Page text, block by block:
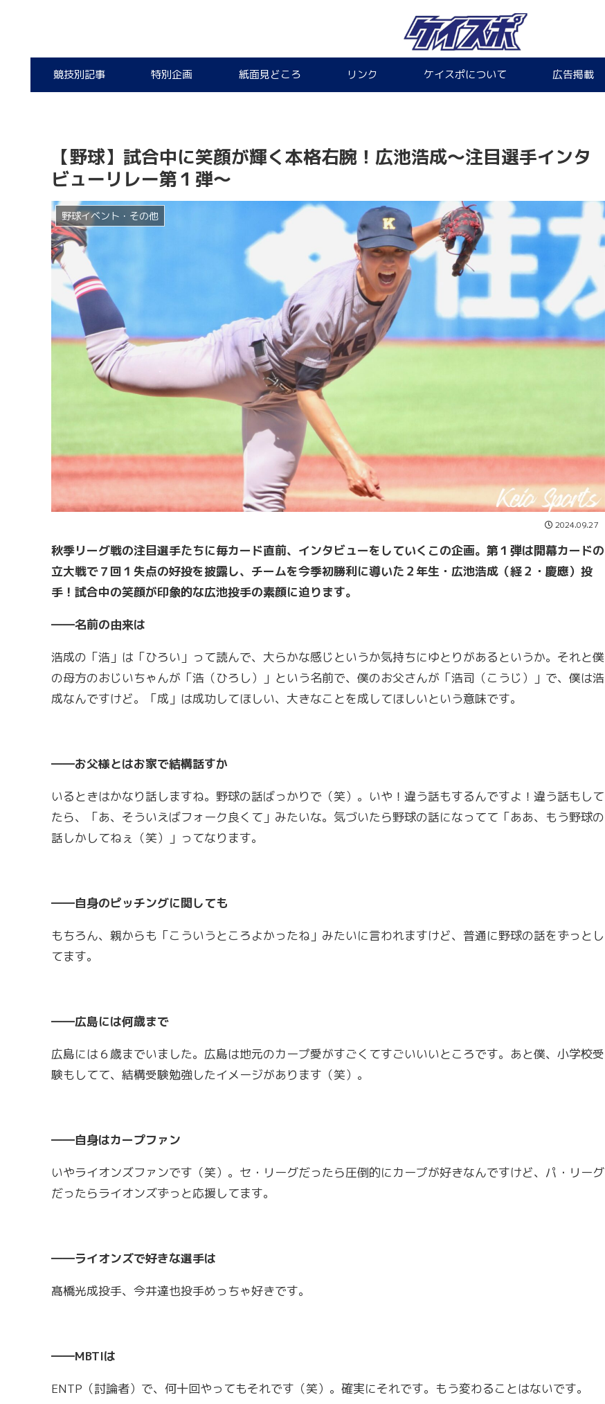
競技別記事 特別企画 紙面見どころ リンク ケイスポについて 広告掲載
【野球】試合中に笑顔が輝く本格右腕！広池浩成〜注目選手インタ
ビューリレー第１弾〜
野球イベント・その他
2024.09.27
秋季リーグ戦の注目選手たちに毎カード直前、インタビューをしていくこの企画。第１弾は開幕カードの
立大戦で７回１失点の好投を披露し、チームを今季初勝利に導いた２年生・広池浩成（経２・慶應）投
手！試合中の笑顔が印象的な広池投手の素顔に迫ります。
――名前の由来は
浩成の「浩」は「ひろい」って読んで、大らかな感じというか気持ちにゆとりがあるというか。それと僕
の母方のおじいちゃんが「浩（ひろし）」という名前で、僕のお父さんが「浩司（こうじ）」で、僕は浩
成なんですけど。「成」は成功してほしい、大きなことを成してほしいという意味です。
――お父様とはお家で結構話すか
いるときはかなり話しますね。野球の話ばっかりで（笑）。いや！違う話もするんですよ！違う話もして
たら、「あ、そういえばフォーク良くて」みたいな。気づいたら野球の話になってて「ああ、もう野球の
話しかしてねぇ（笑）」ってなります。
――自身のピッチングに関しても
もちろん、親からも「こういうところよかったね」みたいに言われますけど、普通に野球の話をずっとし
てます。
――広島には何歳まで
広島には６歳までいました。広島は地元のカープ愛がすごくてすごいいいところです。あと僕、小学校受
験もしてて、結構受験勉強したイメージがあります（笑）。
――自身はカープファン
いやライオンズファンです（笑）。セ・リーグだったら圧倒的にカープが好きなんですけど、パ・リーグ
だったらライオンズずっと応援してます。
――ライオンズで好きな選手は
髙橋光成投手、今井達也投手めっちゃ好きです。
――MBTIは
ENTP（討論者）で、何十回やってもそれです（笑）。確実にそれです。もう変わることはないです。